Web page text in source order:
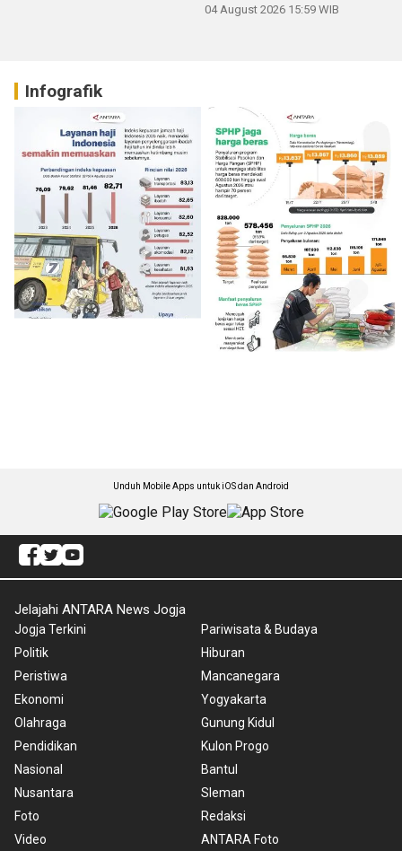
04 August 2026 15:59 WIB
Infografik
Unduh Mobile Apps untuk iOS dan Android
Jelajahi ANTARA News Jogja
Jogja Terkini
Politik
Peristiwa
Ekonomi
Olahraga
Pendidikan
Nasional
Nusantara
Foto
Video
Pariwisata & Budaya
Hiburan
Mancanegara
Yogyakarta
Gunung Kidul
Kulon Progo
Bantul
Sleman
Redaksi
ANTARA Foto